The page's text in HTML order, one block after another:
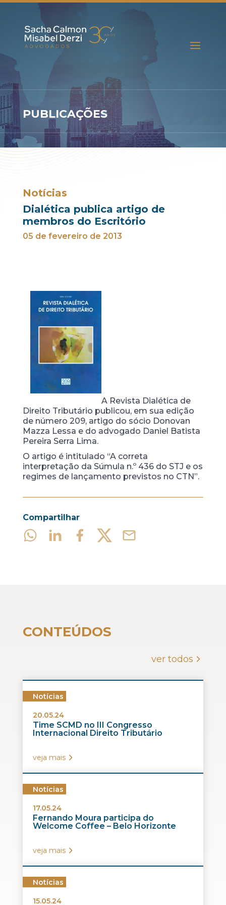
PUBLICAÇÕES
Notícias
Dialética publica artigo de
membros do Escritório
05 de fevereiro de 2013
A Revista Dialética de
Direito Tributário publicou, em sua edição
de número 209, artigo do sócio Donovan
Mazza Lessa e do advogado Daniel Batista
Pereira Serra Lima.
O artigo é intitulado “A correta
interpretação da Súmula n.º 436 do STJ e os
regimes de lançamento previstos no CTN”.
Compartilhar
CONTEÚDOS
ver todos
Notícias
20.05.24
Time SCMD no III Congresso
Internacional Direito Tributário
veja mais
Notícias
17.05.24
Fernando Moura participa do
Welcome Coffee – Belo Horizonte
veja mais
Notícias
15.05.24